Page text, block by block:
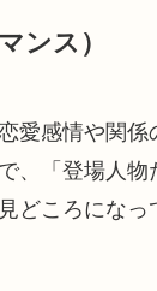
ンス）
愛感情や関係
、「登場人物
どころにな